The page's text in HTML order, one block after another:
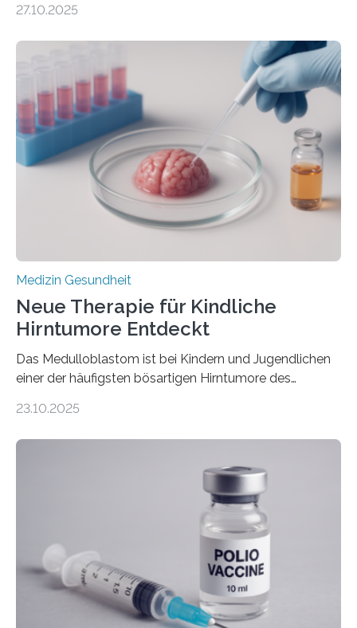
aus dem Deutschen Zentrum für Herzinsuffizienz
im Journal Circulation, warum der Energietransport bei
der Hypertrophen Kardiomyopathie (HCM) versagen
kann und wie sich durch eine Verringerung der
Herzbelastung und des oxidativen Stresses
Rhythmusstörungen reduzieren lassen. Würzburg. Die
hypertrophe Kardiomyopathie (HCM) ist die häufigste
erblich bedingte Herzerkrankung. Sie führt dazu, dass
sich die linke Herzkammer verdickt, der Herzmuskel zu
stark kontrahiert…
27.10.2025
Medizin Gesundheit
Neue Therapie für Kindliche
Hirntumore Entdeckt
Das Medulloblastom ist bei Kindern und Jugendlichen
einer der häufigsten bösartigen Hirntumore des
Betroffenen können mit heutigen Methoden geheilt
Dringend benötigt werden zielgerichtete Therapien, die
nur Tumorschwachstellen angreifen und normales
Gewebe verschonen. Forschende um Daniel Merk vom
Hertie-Institut für klinische Hirnforschung am
Universitätsklinikum Tübingen haben eine solche
Schwachstelle im Erbgut einer Untergruppe des
Medulloblastoms gefunden. Die Wilhelm Sander-
Stiftung unterstützte das Projekt…
23.10.2025